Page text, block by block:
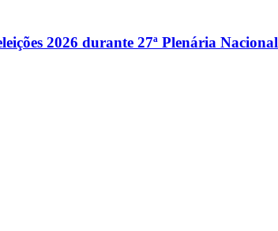
2026 durante 27ª Plenária Nacional